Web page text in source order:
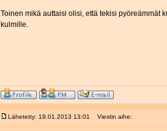
Toinen mikä auttaisi olisi, että tekisi pyöreämmät
kulmille.
Lähetetty: 19.01.2013 13:01 Viestin aihe: